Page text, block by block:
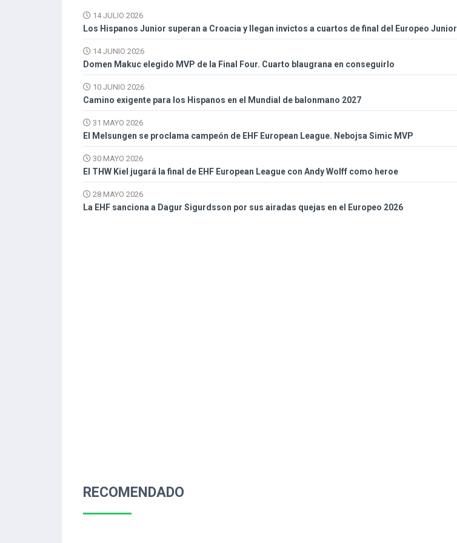
14 JULIO 2026
Los Hispanos Junior superan a Croacia y llegan invictos a cuartos de final del Europeo Junior
14 JUNIO 2026
Domen Makuc elegido MVP de la Final Four. Cuarto blaugrana en conseguirlo
10 JUNIO 2026
Camino exigente para los Hispanos en el Mundial de balonmano 2027
31 MAYO 2026
El Melsungen se proclama campeón de EHF European League. Nebojsa Simic MVP
30 MAYO 2026
El THW Kiel jugará la final de EHF European League con Andy Wolff como heroe
28 MAYO 2026
La EHF sanciona a Dagur Sigurdsson por sus airadas quejas en el Europeo 2026
RECOMENDADO